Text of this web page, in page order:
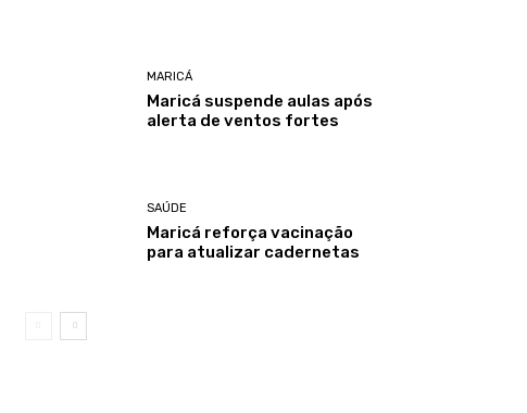
MARICÁ
Maricá suspende aulas após
alerta de ventos fortes
SAÚDE
Maricá reforça vacinação
para atualizar cadernetas